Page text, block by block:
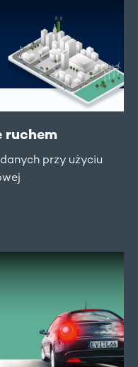
ruchem
przy użyciu